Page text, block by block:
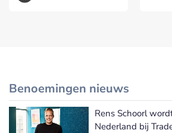
Benoemingen nieuws
Rens Schoorl
Nederland bij